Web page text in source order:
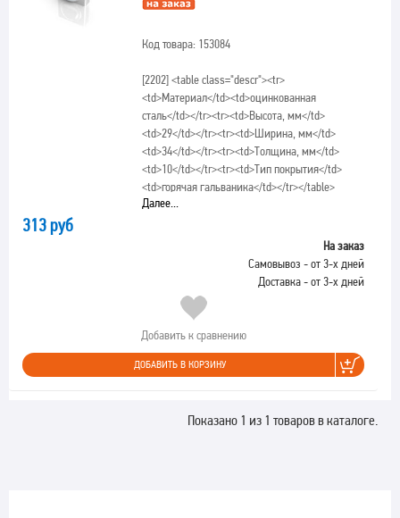
Код товара: 153084
[2202]<table class="descr"><tr>
<td>Материал</td><td>оцинкованная
сталь</td></tr><tr><td>Высота, мм</td>
<td>29</td></tr><tr><td>Ширина, мм</td>
<td>34</td></tr><tr><td>Толщина, мм</td>
<td>10</td></tr><tr><td>Тип покрытия</td>
<td>горячая гальваника</td></tr></table>
Далее...
313 руб
На заказ
Самовывоз - от 3-х дней
Доставка - от 3-х дней
Добавить к сравнению
ДОБАВИТЬ В КОРЗИНУ
Показано 1 из 1 товаров в каталоге.